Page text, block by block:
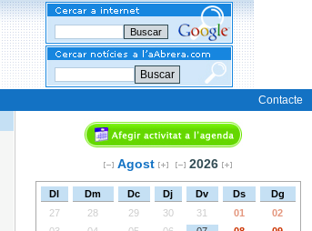
Buscar
Contacte
Agost 2026
Dl Dm Dc Dj Dv Ds
Dg
27
28 29 30 31 01
02